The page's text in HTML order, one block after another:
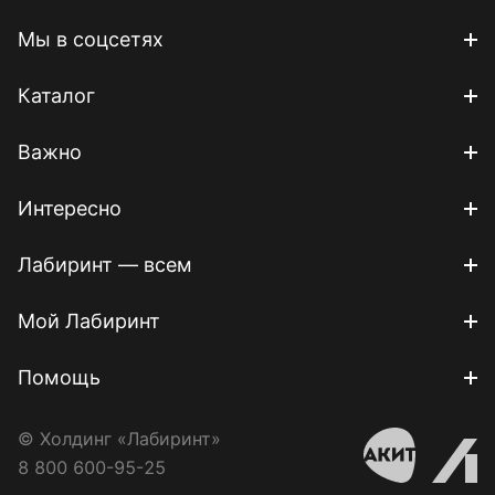
Мы в соцсетях
Каталог
Важно
Интересно
Лабиринт — всем
Мой Лабиринт
Помощь
© Холдинг «Лабиринт»
8 800 600-95-25